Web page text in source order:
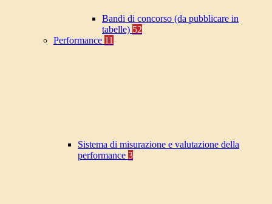
Bandi di concorso (da pubblicare in
tabelle) 52
Performance 11
Sistema di misurazione e valutazione della
performance 3